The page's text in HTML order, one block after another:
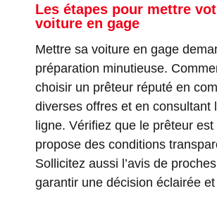
Les étapes pour mettre
voiture en gage
Mettre sa voiture en gage
préparation minutieuse.
choisir un prêteur réputé en
diverses offres et en consultant
ligne. Vérifiez que le prêteur est
propose des conditions
Sollicitez aussi l’avis de
garantir une décision éclairée